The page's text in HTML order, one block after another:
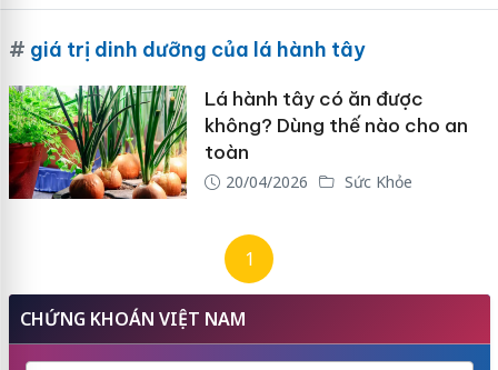
# giá trị dinh dưỡng của lá hành tây
Lá hành tây có ăn được
không? Dùng thế nào cho an
toàn
20/04/2026 Sức Khỏe
1
CHỨNG KHOÁN VIỆT NAM